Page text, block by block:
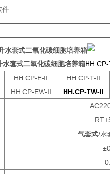
和软件
机
统
水套式二氧化碳细胞培养箱
水套式二氧化碳细胞培养箱
HH.CP-E-II
HH.CP-EW-II
HH.CP-T-II
HH.CP-TW-II
气套式/水